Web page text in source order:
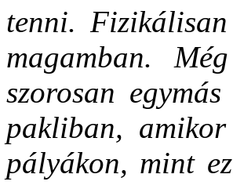
tenni.
magamban.
szorosan
pakliban,
pályákon, mint